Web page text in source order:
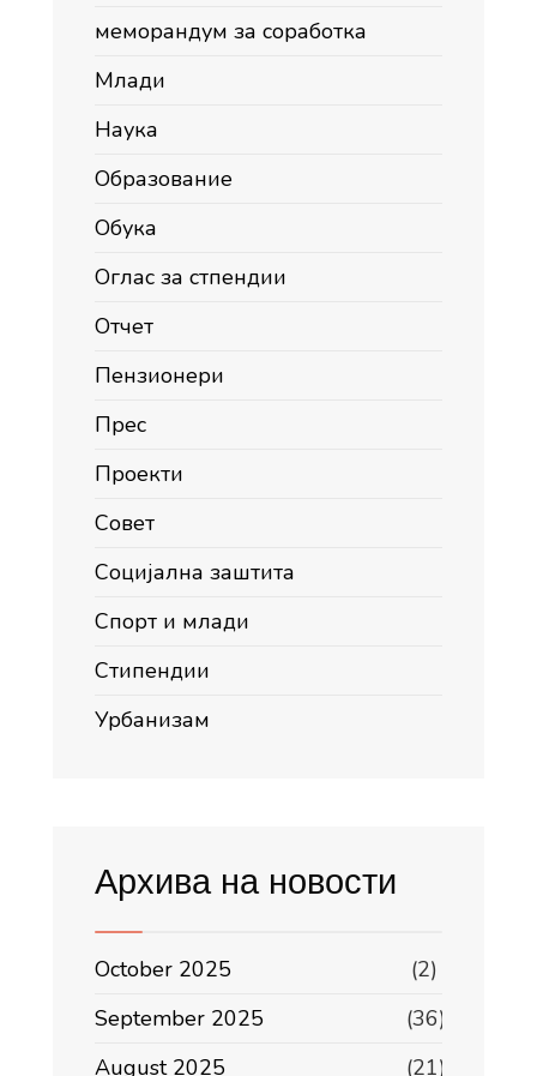
меморандум за соработка
Млади
Наука
Образование
Обука
Оглас за стпендии
Отчет
Пензионери
Прес
Проекти
Совет
Социјална заштита
Спорт и млади
Стипендии
Урбанизам
Архива на новости
October 2025
(2)
September 2025
(36)
August 2025
(21)